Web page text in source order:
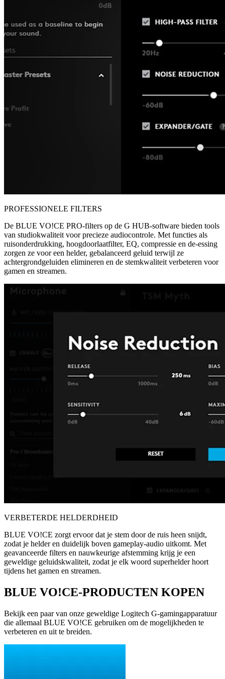
PROFESSIONELE FILTERS
De BLUE VO!CE PRO-filters op de G HUB-software bieden tools
van studiokwaliteit voor precieze audiocontrole. Met functies als
ruisonderdrukking, hoogdoorlaatfilter, EQ, compressie en de-essing
zorgen ze voor een helder, gebalanceerd geluid terwijl ze
achtergrondgeluiden elimineren en de stemkwaliteit verbeteren voor
gamen en streamen.
VERBETERDE HELDERDHEID
BLUE VO!CE zorgt ervoor dat je stem door de ruis heen snijdt,
zodat je helder en duidelijk boven gameplay-audio uitkomt. Met
geavanceerde filters en nauwkeurige afstemming krijg je een
geweldige geluidskwaliteit, zodat je elk woord superhelder hoort
tijdens het gamen en streamen.
BLUE VO!CE-PRODUCTEN KOPEN
Bekijk een paar van onze geweldige Logitech G-gamingapparatuur
die allemaal BLUE VO!CE gebruiken om de mogelijkheden te
verbeteren en uit te breiden.